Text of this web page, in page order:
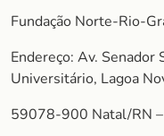
Fundação Norte-Rio-
Endereço: Av. Senador
Universitário, Lagoa
59078-900 Natal/RN